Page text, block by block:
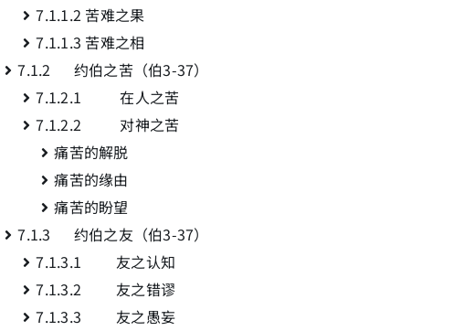
7.1.1.2 苦难之果
7.1.1.3 苦难之相
7.1.2 约伯之苦（伯3-37）
7.1.2.1 在人之苦
7.1.2.2 对神之苦
痛苦的解脱
痛苦的缘由
痛苦的盼望
7.1.3 约伯之友（伯3-37）
7.1.3.1 友之认知
7.1.3.2 友之错谬
7.1.3.3 友之愚妄